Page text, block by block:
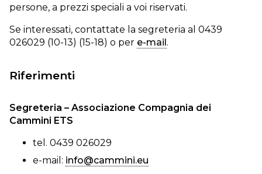
persone, a prezzi speciali a voi riservati.
Se interessati, contattate la segreteria al 0439
026029 (10-13) (15-18) o per e-mail.
Riferimenti
Segreteria – Associazione Compagnia dei
Cammini ETS
tel. 0439 026029
e-mail: info@cammini.eu